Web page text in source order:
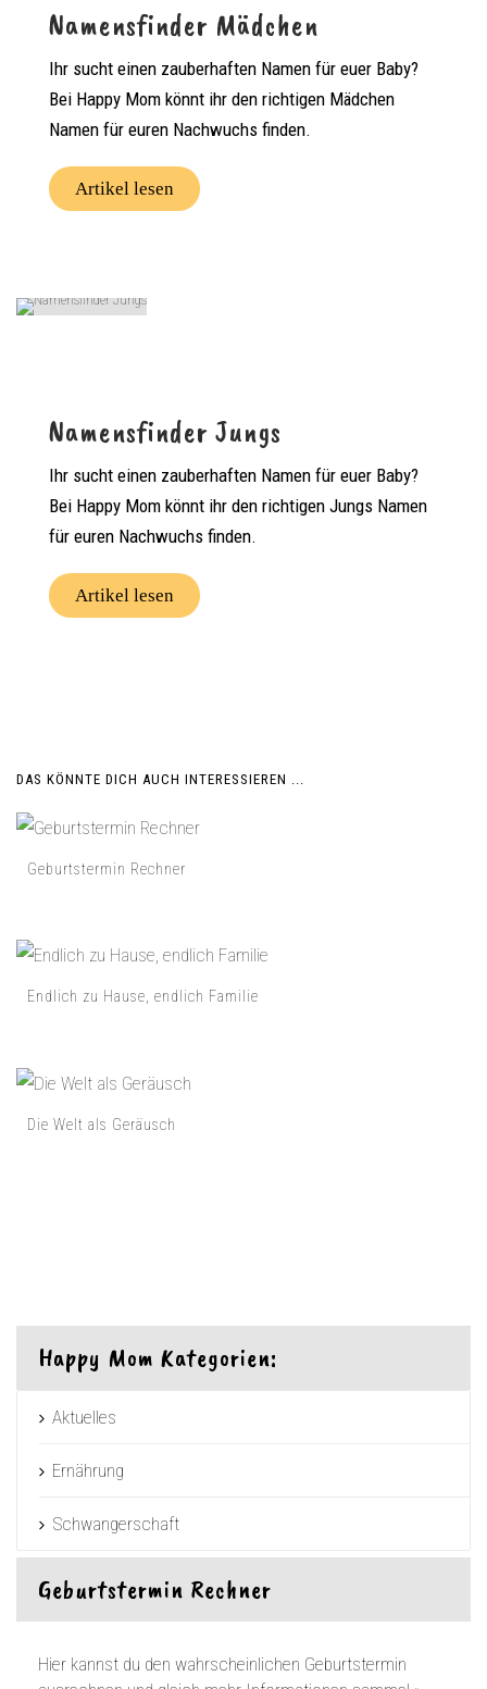
Namensfinder Mädchen
Ihr sucht einen zauberhaften Namen für euer Baby?
Bei Happy Mom könnt ihr den richtigen Mädchen
Namen für euren Nachwuchs finden.
Artikel lesen
Namensfinder Jungs
Ihr sucht einen zauberhaften Namen für euer Baby?
Bei Happy Mom könnt ihr den richtigen Jungs Namen
für euren Nachwuchs finden.
Artikel lesen
DAS KÖNNTE DICH AUCH INTERESSIEREN ...
Geburtstermin Rechner
Endlich zu Hause, endlich Familie
Die Welt als Geräusch
Happy Mom Kategorien:
Aktuelles
Ernährung
Schwangerschaft
Geburtstermin Rechner
Hier kannst du den wahrscheinlichen Geburtstermin